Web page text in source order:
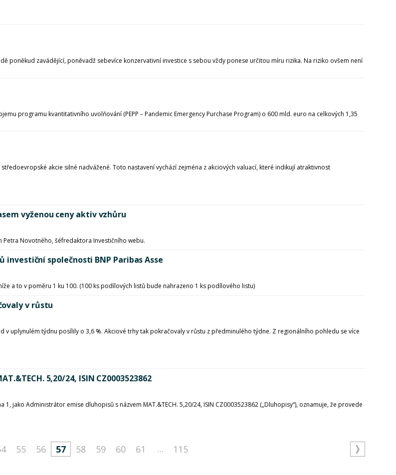
poněkud zavádějící, poněvadž sebevíce konzervativní investice s sebou vždy ponese určitou míru rizika. Na riziko ovšem není
programu kvantitativního uvolňování (PEPP – Pandemic Emergency Purchase Program) o 600 mld. euro na celkových 1,35
akcie silné nadvážené. Toto nastavení vychází zejména z akciových valuací, které indikují atraktivnost
vyženou ceny aktiv vzhůru
Novotného, šéfredaktora Investičního webu.
společnosti BNP Paribas Asse
a to v poměru 1 ku 100. (100 ks podílových listů bude nahrazeno 1 ks podílového listu)
v růstu
uplynulém týdnu posílily o 3,6 %. Akciové trhy tak pokračovaly v růstu z předminulého týdne. Z regionálního pohledu se více
5,20/24, ISIN CZ0003523862
jako Administrátor emise dluhopisů s názvem MAT.&TECH. 5,20/24, ISIN CZ0003523862 („Dluhopisy“), oznamuje, že provede
55 56 57 58 59 60 61 ... 115